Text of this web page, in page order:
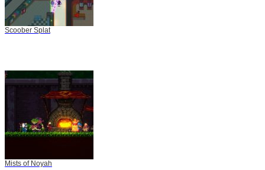
Scoober Splat
Mists of Noyah